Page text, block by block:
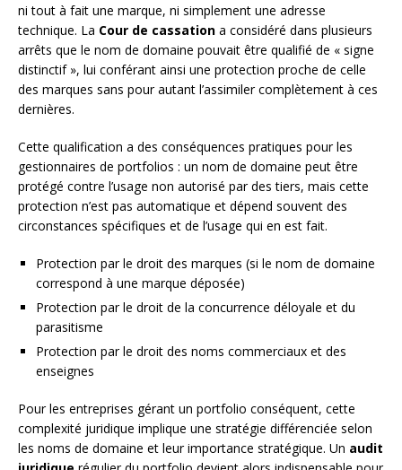
ni tout à fait une marque, ni simplement une adresse
technique. La Cour de cassation a considéré dans plusieurs
arrêts que le nom de domaine pouvait être qualifié de « signe
distinctif », lui conférant ainsi une protection proche de celle
des marques sans pour autant l’assimiler complètement à ces
dernières.
Cette qualification a des conséquences pratiques pour les
gestionnaires de portfolios : un nom de domaine peut être
protégé contre l’usage non autorisé par des tiers, mais cette
protection n’est pas automatique et dépend souvent des
circonstances spécifiques et de l’usage qui en est fait.
Protection par le droit des marques (si le nom de domaine
correspond à une marque déposée)
Protection par le droit de la concurrence déloyale et du
parasitisme
Protection par le droit des noms commerciaux et des
enseignes
Pour les entreprises gérant un portfolio conséquent, cette
complexité juridique implique une stratégie différenciée selon
les noms de domaine et leur importance stratégique. Un audit